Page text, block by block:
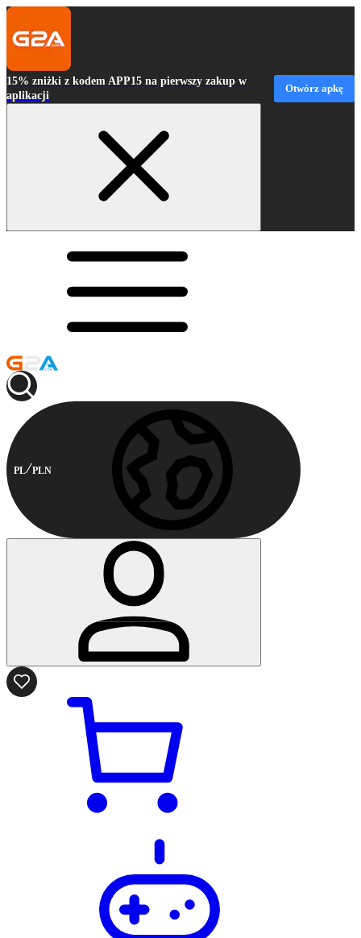
15% zniżki z kodem APP15 na pierwszy zakup w
aplikacji
Otwórz apkę
PL PLN